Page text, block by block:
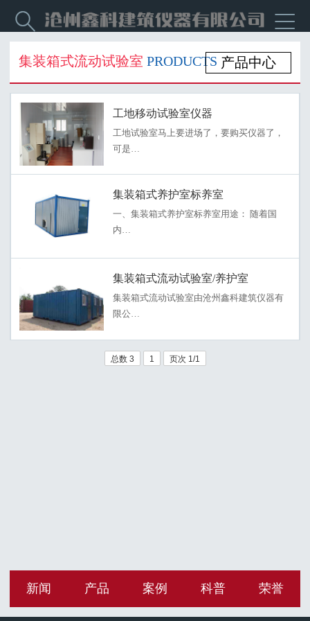


集装箱式流动试验室 PRODUCTS 产品中心
工地移动试验室仪器
工地试验室马上要进场了，要购买仪器了，
可是…
集装箱式养护室标养室
一、集装箱式养护室标养室用途： 随着国
内…
集装箱式流动试验室/养护室
集装箱式流动试验室由沧州鑫科建筑仪器有
限公…
总数 3 1 页次 1/1
新闻 产品 案例 科普 荣誉